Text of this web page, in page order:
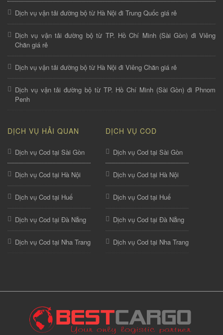
Dịch vụ vận tải đường bộ từ Hà Nội đi Trung Quốc giá rẻ
Dịch vụ vận tải đường bộ từ TP. Hồ Chí Minh (Sài Gòn) đi Viêng
Chăn giá rẻ
Dịch vụ vận tải đường bộ từ Hà Nội đi Viêng Chăn giá rẻ
Dịch vụ vận tải đường bộ từ TP. Hồ Chí Minh (Sài Gòn) đi Phnom
Penh
DỊCH VỤ HẢI QUAN
Dịch vụ Cod tại Sài Gòn
Dịch vụ Cod tại Hà Nội
Dịch vụ Cod tại Huế
Dịch vụ Cod tại Đà Nẵng
Dịch vụ Cod tại Nha Trang
DỊCH VỤ COD
Dịch vụ Cod tại Sài Gòn
Dịch vụ Cod tại Hà Nội
Dịch vụ Cod tại Huế
Dịch vụ Cod tại Đà Nẵng
Dịch vụ Cod tại Nha Trang